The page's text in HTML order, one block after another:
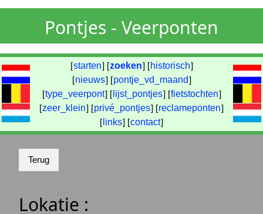
Pontjes - Veerponten
[starten] [zoeken] [ historisch]
[nieuws] [pontje_vd_maand]
[type_veerpont] [ lijst_pontjes] [fietstochten]
[zeer_klein] [privé_pontjes] [reclameponten]
[ links] [contact]
Lokatie :